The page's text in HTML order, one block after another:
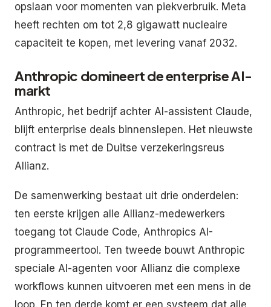
opslaan voor momenten van piekverbruik. Meta
heeft rechten om tot 2,8 gigawatt nucleaire
capaciteit te kopen, met levering vanaf 2032.
Anthropic domineert de enterprise AI-
markt
Anthropic, het bedrijf achter AI-assistent Claude,
blijft enterprise deals binnenslepen. Het nieuwste
contract is met de Duitse verzekeringsreus
Allianz.
De samenwerking bestaat uit drie onderdelen:
ten eerste krijgen alle Allianz-medewerkers
toegang tot Claude Code, Anthropics AI-
programmeertool. Ten tweede bouwt Anthropic
speciale AI-agenten voor Allianz die complexe
workflows kunnen uitvoeren met een mens in de
loop. En ten derde komt er een systeem dat alle